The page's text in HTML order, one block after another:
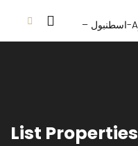
List Properties